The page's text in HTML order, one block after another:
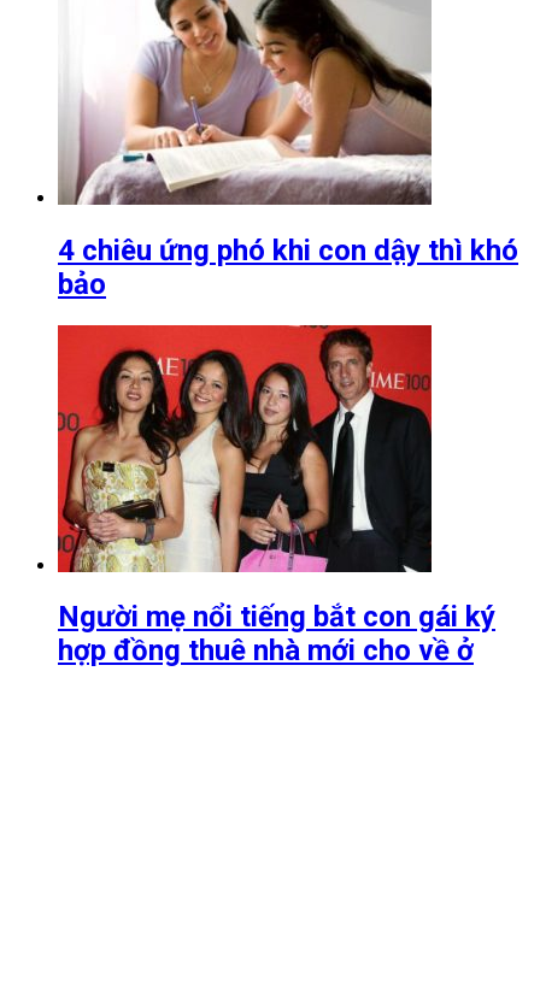
4 chiêu ứng phó khi con dậy thì khó
bảo
Người mẹ nổi tiếng bắt con gái ký
hợp đồng thuê nhà mới cho về ở